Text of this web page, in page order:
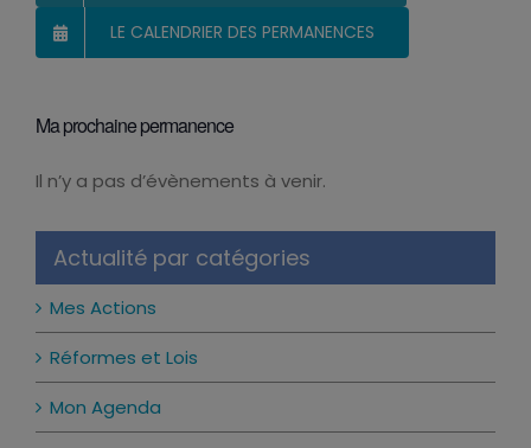
LE CALENDRIER DES PERMANENCES
Actualité par catégories
Mes Actions
Réformes et Lois
Mon Agenda